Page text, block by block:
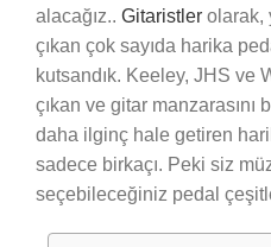
alacağız.. Gitaristler olarak,
çıkan çok sayıda harika
kutsandık. Keeley, JHS ve
çıkan ve gitar manzarasını
daha ilginç hale getiren
sadece birkaçı. Peki siz
seçebileceğiniz pedal